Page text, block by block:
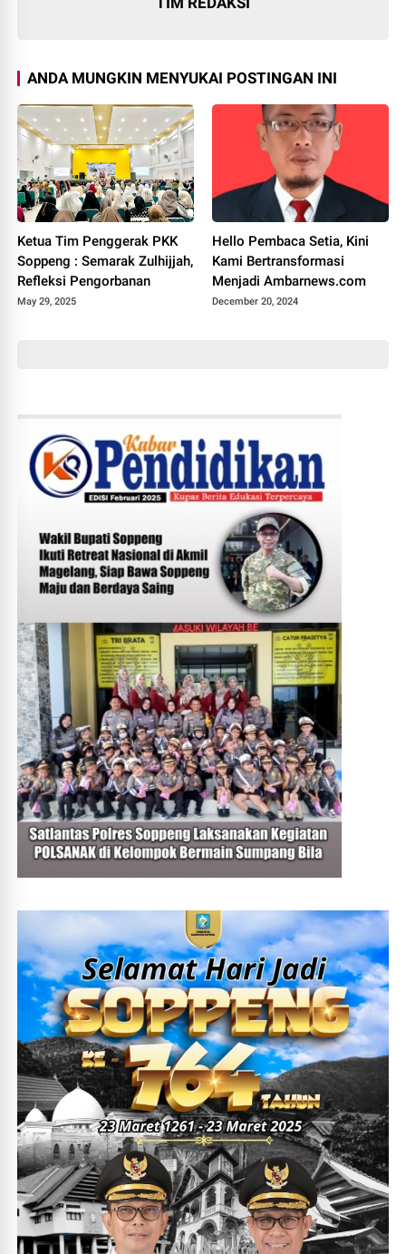
ANDA MUNGKIN MENYUKAI POSTINGAN INI
Ketua Tim Penggerak PKK
Soppeng : Semarak Zulhijjah,
Refleksi Pengorbanan
May 29, 2025
Hello Pembaca Setia, Kini
Kami Bertransformasi
Menjadi Ambarnews.com
December 20, 2024